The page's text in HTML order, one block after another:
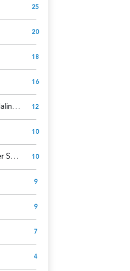
25
20
18
16
Belçika Kurdu Malinois 12
10
American Cocker Spaniel 10
9
9
7
4